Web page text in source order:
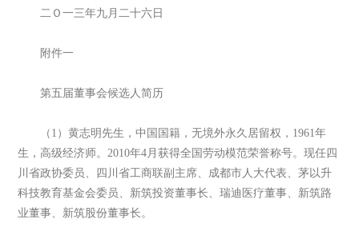
二Ｏ一三年九月二十六日
附件一
第五届董事会候选人简历
（1）黄志明先生，中国国籍，无境外永久居留权，1961年
生，高级经济师。2010年4月获得全国劳动模范荣誉称号。现任四
川省政协委员、四川省工商联副主席、成都市人大代表、茅以升
科技教育基金会委员、新筑投资董事长、瑞迪医疗董事、新筑路
业董事、新筑股份董事长。